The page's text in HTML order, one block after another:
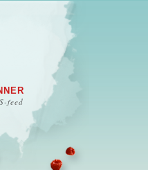
feed